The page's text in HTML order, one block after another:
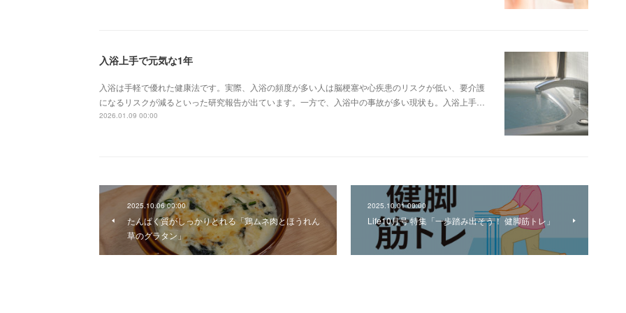
入浴上手で元気な1年
入浴は手軽で優れた健康法です。実際、入浴の頻度が多い人は脳梗塞や心疾患のリスクが低い、要介護
になるリスクが減るといった研究報告が出ています。一方で、入浴中の事故が多い現状も。入浴上手…
2026.01.09 00:00
2025.10.06 00:00
たんぱく質がしっかりとれる「鶏ムネ肉とほうれん
草のグラタン」
2025.10.01 00:00
Life10月号 特集「一歩踏み出そう！ 健脚筋トレ」